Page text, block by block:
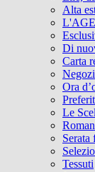
Alta
Di
Carta
Ora
Le
Serata
Tessuti